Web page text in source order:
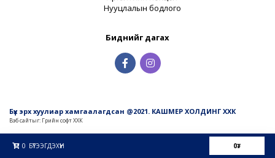
Нууцлалын бодлого
Биднийг дагах
Бүх эрх хуулиар хамгаалагдсан @2021. КАШМЕР ХОЛДИНГ ХХК
Вэб сайтыг: Грийн софт ХХК
0 БҮТЭЭГДЭХҮҮН 0₮